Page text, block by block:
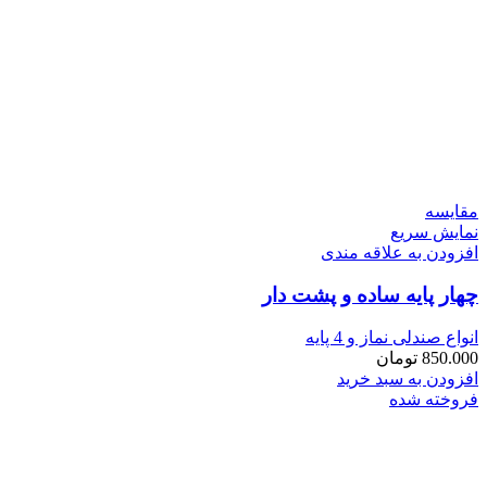
مقايسه
نمایش سریع
افزودن به علاقه مندی
چهار پايه ساده و پشت دار
انواع صندلی نماز و 4 پایه
850.000 تومان
افزودن به سبد خرید
فروخته شده